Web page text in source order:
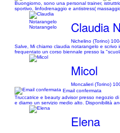
Buongiorno, sono una personal trainer,
sportivo, linfodrenaggio e antistress(
Claudia
Nichelino (Torino)
Salve, Mi chiamo claudia notarangelo e
frequentato un corso biennale presso la
Micol
Moncalieri (Torino)
Email confermata
Truccatrice e beauty advisor presso negozio
e diamo un servizio medio alto. Disponibilità
Elena